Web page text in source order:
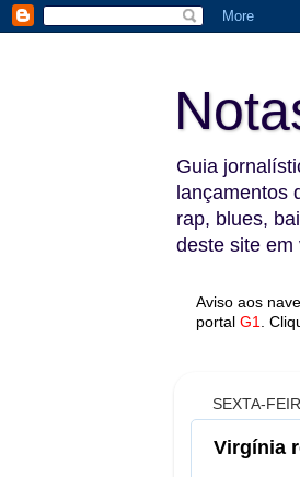
Guia
lançamentos
rap, blues,
deste site em
Aviso aos
portal G1
SEXTA-
Virgínia